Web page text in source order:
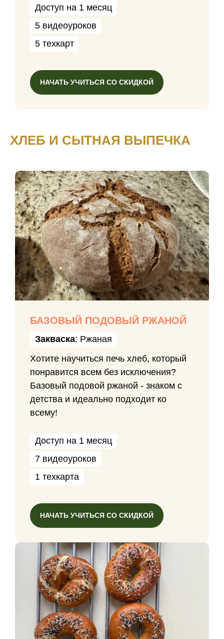
Доступ на 1 месяц
5 видеоуроков
5 техкарт
НАЧАТЬ УЧИТЬСЯ СО СКИДКОЙ
ХЛЕБ И СЫТНАЯ ВЫПЕЧКА
БАЗОВЫЙ ПОДОВЫЙ РЖАНОЙ
Закваска: Ржаная
Хотите научиться печь хлеб, который
понравится всем без исключения?
Базовый подовой ржаной - знаком с
детства и идеально подходит ко
всему!
Доступ на 1 месяц
7 видеоуроков
1 техкарта
НАЧАТЬ УЧИТЬСЯ СО СКИДКОЙ